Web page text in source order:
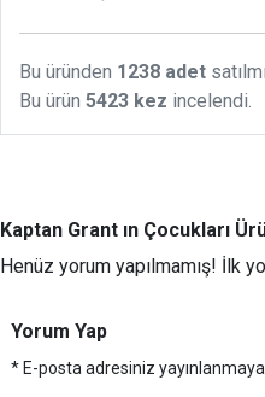
Bu üründen 1238 adet
Bu ürün 5423 kez incelendi.
Kaptan Grant ın Çocukları
Henüz yorum yapılmamış! İlk
Yorum Yap
* E-posta adresiniz